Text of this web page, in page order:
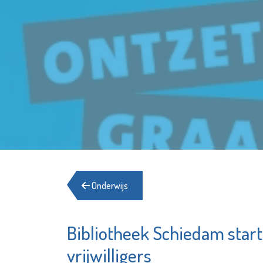
Onderwijs
Bibliotheek Schiedam
vrijwilligers
Stichting Primo
Schiedam